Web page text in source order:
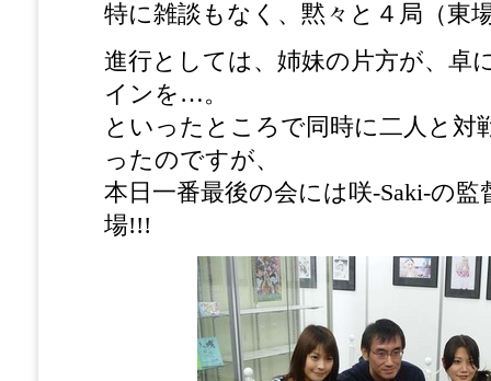
特に雑談もなく、黙々と４局（東
進行としては、姉妹の片方が、卓
インを…。
といったところで同時に二人と対
ったのですが、
本日一番最後の会には咲-Saki-の
場!!!